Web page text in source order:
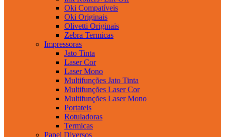
Oki Compatíveis
Oki Originais
Olivetti Originais
Zebra Termicas
Impressoras
Jato Tinta
Laser Cor
Laser Mono
Multifunções Jato Tinta
Multifunções Laser Cor
Multifunções Laser Mono
Portateis
Rotuladoras
Termicas
Papel Diversos